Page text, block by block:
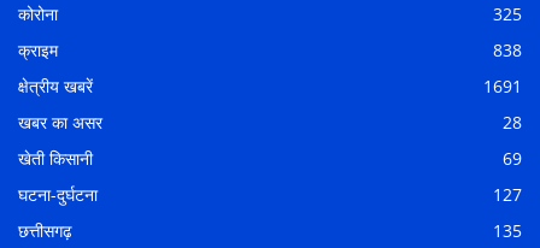
कोरोना
325
क्राइम
838
क्षेत्रीय खबरें
1691
खबर का असर
28
खेती किसानी
69
घटना-दुर्घटना
127
छत्तीसगढ़
135